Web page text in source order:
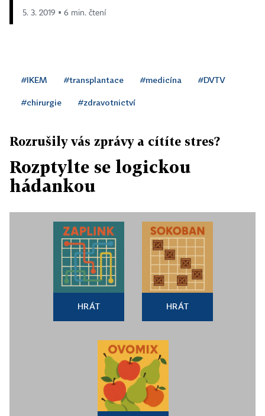
5. 3. 2019 ▪ 6 min. čtení
#IKEM #transplantace #medicína #DVTV
#chirurgie #zdravotnictví
Rozrušily vás zprávy a cítíte stres?
Rozptylte se logickou
hádankou
HRÁT HRÁT